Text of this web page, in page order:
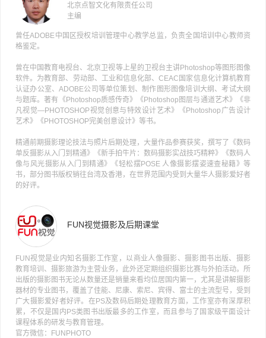
北京点智文化有限责任公司
主编
曾任ADOBE中国区授权培训管理中心教学总监，负责全国培训中心教师资
格鉴定。
曾在中国教育电视台、北京卫视等上星的卫视台主讲Photoshop等图形图像
软件。为教育部、劳动部、工业和信息化部、CEAC国家信息化计算机教育
认证办公室、ADOBE公司等单位策划、制作图形图像培训大纲、考试大纲
与题库。著有《Photoshop质感传奇》《Photoshop图层与通道艺术》《非
凡视觉—PHOTOSHOP视觉创意与特效设计艺术》《Photoshop广告设计
艺术》《PHOTOSHOP完美创意设计》等书。
精通前期摄影理论技法与照片后期处理，大量作品参赛获奖，撰写了《数码
单反摄影从入门到精通》《新手拍牛片：数码摄影实战技巧精粹》《数码人
像与风光摄影从入门到精通》《轻松摆POSE 人像摄影摆姿速查秘籍》等
书，部分图书版权销往台湾及香港，在世界范围内受到大量华人摄影爱好者
的好评。
FUN视觉摄影及后期课堂
FUN视觉是业内知名摄影工作室，以商业人像摄影、摄影图书出版、摄影
教育培训、摄影旅游为主营业务，此外还定期组织摄影比赛与外拍活动。所
出版的摄影图书无论从数量还是销量来看均位居国内第一，尤其是讲解摄影
器材的专业图书，覆盖了佳能、尼康、索尼、宾得、富士的主流型号，受到
广大摄影爱好者好评。在PS及数码后期处理教育方面，工作室亦有深厚积
累，不仅是国内PS类图书出版最多的工作室，而且参与了国家级平面设计
课程体系的研发与教育管理。
官方微信：FUNPHOTO